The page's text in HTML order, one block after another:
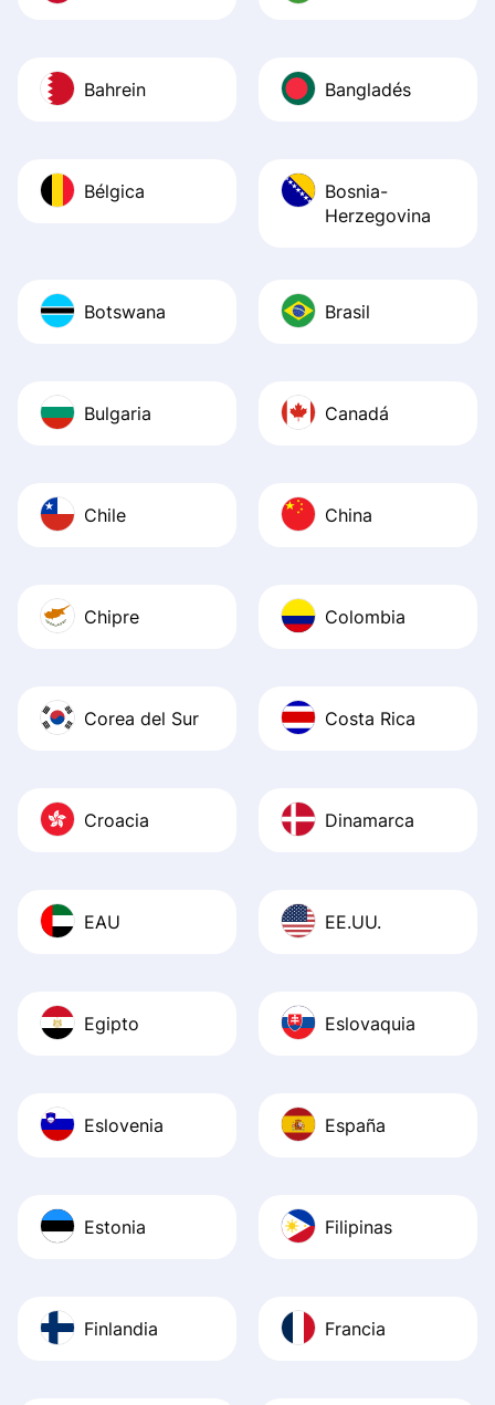
Bahrein Bangladés
Bélgica
Bosnia-
Herzegovina
Botswana Brasil
Bulgaria Canadá
Chile China
Chipre Colombia
Corea del Sur Costa Rica
Croacia Dinamarca
EAU EE.UU.
Egipto Eslovaquia
Eslovenia España
Estonia Filipinas
Finlandia Francia